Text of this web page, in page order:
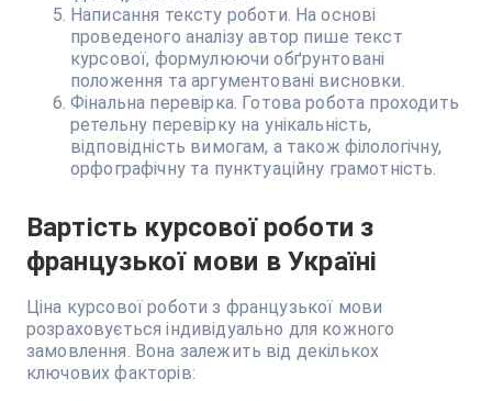
Написання тексту роботи. На основі
проведеного аналізу автор пише текст
курсової, формулюючи обґрунтовані
положення та аргументовані висновки.
Фінальна перевірка. Готова робота проходить
ретельну перевірку на унікальність,
відповідність вимогам, а також філологічну,
орфографічну та пунктуаційну грамотність.
Вартість курсової роботи з
французької мови в Україні
Ціна курсової роботи з французької мови
розраховується індивідуально для кожного
замовлення. Вона залежить від декількох
ключових факторів: